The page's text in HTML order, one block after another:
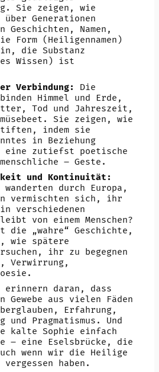
Sie zeigen, wie
über Generationen
Geschichten, Namen,
Form (Heiligennamen)
die Substanz
Wissen) ist
Verbindung:
Die
Himmel und Erde,
Tod und Jahreszeit,
Sie zeigen, wie
indem sie
in Beziehung
eine zutiefst poetische
– Geste.
und Kontinuität:
wanderten durch Europa,
vermischten sich, ihr
verschiedenen
von einem Menschen?
„wahre“ Geschichte,
wie spätere
ihr zu begegnen
Verwirrung,
daran, dass
Gewebe aus vielen Fäden
Erfahrung,
Pragmatismus. Und
kalte Sophie einfach
– eine Eselsbrücke, die
wenn wir die Heilige
haben.